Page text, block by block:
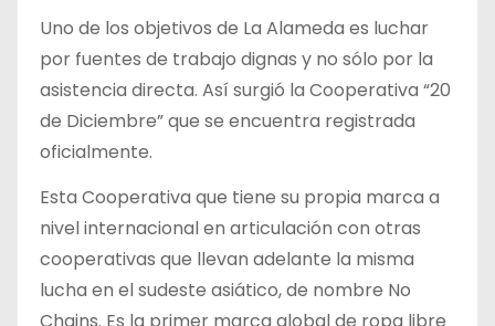
Uno de los objetivos de La Alameda es luchar
por fuentes de trabajo dignas y no sólo por la
asistencia directa. Así surgió la Cooperativa “20
de Diciembre” que se encuentra registrada
oficialmente.
Esta Cooperativa que tiene su propia marca a
nivel internacional en articulación con otras
cooperativas que llevan adelante la misma
lucha en el sudeste asiático, de nombre No
Chains. Es la primer marca global de ropa libre